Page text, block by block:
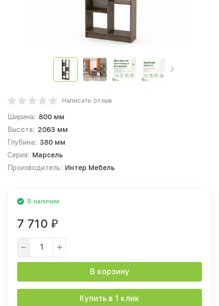
Написать отзыв
Ширина: 800 мм
Высота: 2063 мм
Глубина: 380 мм
Серия: Марсель
Производитель: Интер Мебель
В наличии
7 710 ₽
В корзину
Купить в 1 клик